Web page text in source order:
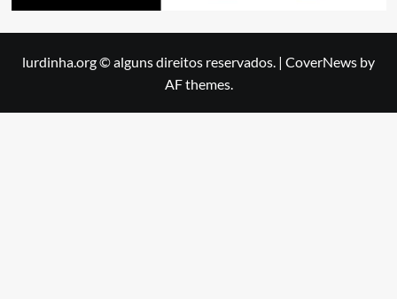
lurdinha.org © alguns direitos reservados. | CoverNews by
AF themes.